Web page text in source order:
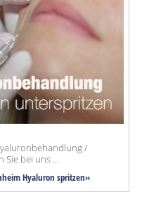
/
Sie bei uns ...
Hyaluron spritzen»